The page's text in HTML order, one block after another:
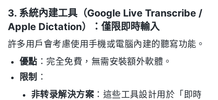
3. 系統內建工具（Google Live Transcribe /
Apple Dictation）：僅限即時輸入
許多用戶會考慮使用手機或電腦內建的聽寫功能。
優點 ：完全免費，無需安裝額外軟體。
限制 ：
非转录解決方案 ：這些工具設計用於「即時